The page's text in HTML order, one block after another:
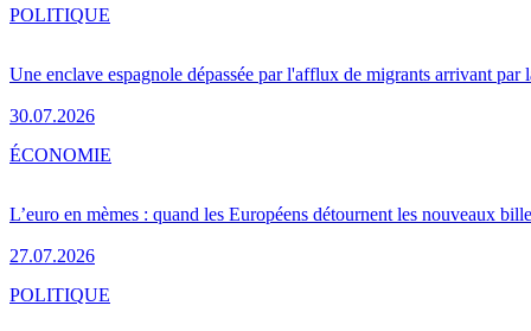
Une enclave espagnole dépassée par l'afflux de migrants arrivant par
30.07.2026
POLITIQUE
L’euro en mèmes : quand les Européens détournent les nouveaux
27.07.2026
ÉCONOMIE
POLITIQUE